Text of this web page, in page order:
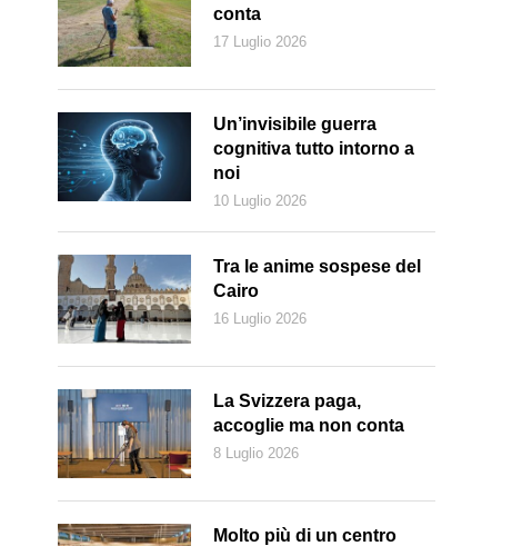
conta
17 Luglio 2026
Un’invisibile guerra
cognitiva tutto intorno a
noi
10 Luglio 2026
Tra le anime sospese del
Cairo
16 Luglio 2026
La Svizzera paga,
accoglie ma non conta
8 Luglio 2026
Molto più di un centro